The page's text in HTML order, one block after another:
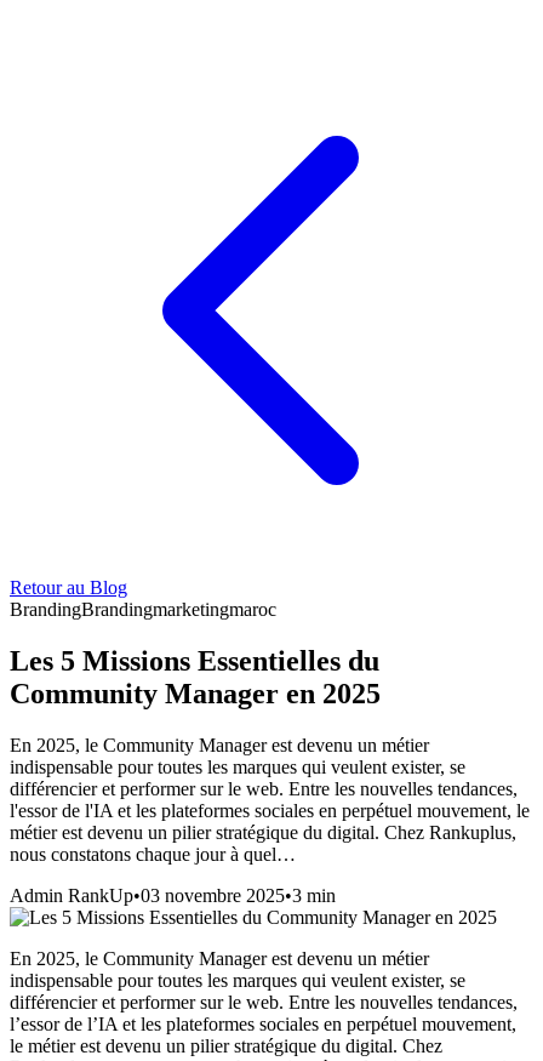
Retour au Blog
BrandingBrandingmarketingmaroc
Les 5 Missions Essentielles du
Community Manager en 2025
En 2025, le Community Manager est devenu un métier
indispensable pour toutes les marques qui veulent exister, se
différencier et performer sur le web. Entre les nouvelles tendances,
l'essor de l'IA et les plateformes sociales en perpétuel mouvement, le
métier est devenu un pilier stratégique du digital. Chez Rankuplus,
nous constatons chaque jour à quel…
Admin RankUp•03 novembre 2025•3 min
En 2025, le Community Manager est devenu un métier
indispensable pour toutes les marques qui veulent exister, se
différencier et performer sur le web. Entre les nouvelles tendances,
l’essor de l’IA et les plateformes sociales en perpétuel mouvement,
le métier est devenu un pilier stratégique du digital. Chez